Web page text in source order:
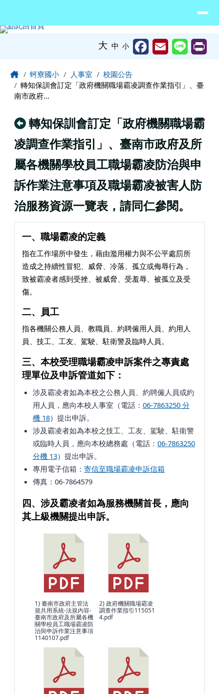
大 中 小
Home蚵寮國小 人事室
校園公告
轉知保訓會訂定「政府機關職場霸凌調查作業指引」、臺
南市政府...
回上頁
轉知保訓會訂定「政府機關職場霸
凌調查作業指引」、臺南市政府及所
屬各機關學校員工職場霸凌防治與申
訴作業注意事項及職場霸凌被害人防
治服務資源一覽表，請同仁參閱。
一、職場霸凌的定義
指在工作場所中發生，藉由濫用權力與不公平處罰所
造成之持續性冒犯、威脅、冷落、孤立或侮辱行為，
致被霸凌者感到受挫、被威脅、受羞辱、被孤立及受
傷。
二、員工
指各機關公務人員、教職員、約聘僱用人員、約用人
員、技工、工友、駕駛、駐衛警及臨時人員。
三、本校受理職場霸凌申訴案件之專責處
理單位及申訴管道如下：
涉及霸凌者如為本校之公務人員、約聘僱人員或約
用人員，應向本校人事室（電話： 06-7863250 分
機 18）提出申訴。
涉及霸凌者如為本校之技工、工友、駕駛、駐衛警
或臨時人員，應向本校總務處（電話： 06-7863250
分機 13）提出申訴。
專用電子信箱： 寄信至職場霸凌申訴信箱
傳真：06-7864579
四、涉及霸凌者如為服務機關首長，應向
其上級機關提出申訴。
1) 臺南市政府主管法
規共用系統-法規內容-
臺南市政府及所屬各機
關學校員工職場霸凌防
治與申訴作業注意事項
1140107.pdf
2) 政府機關職場霸凌
調查作業指引115051
4.pdf